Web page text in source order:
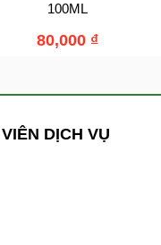
100ML
80,000 ₫
DỊCH VỤ